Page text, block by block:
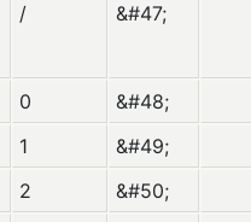
/ &#47;
0
&#48;
1
&#49;
2
&#50;